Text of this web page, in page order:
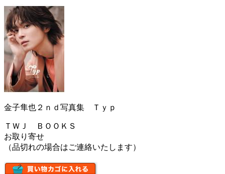
金子隼也２ｎｄ写真集 Ｔｙｐ
ＴＷＪ ＢＯＯＫＳ
お取り寄せ
（品切れの場合はご連絡いたします）